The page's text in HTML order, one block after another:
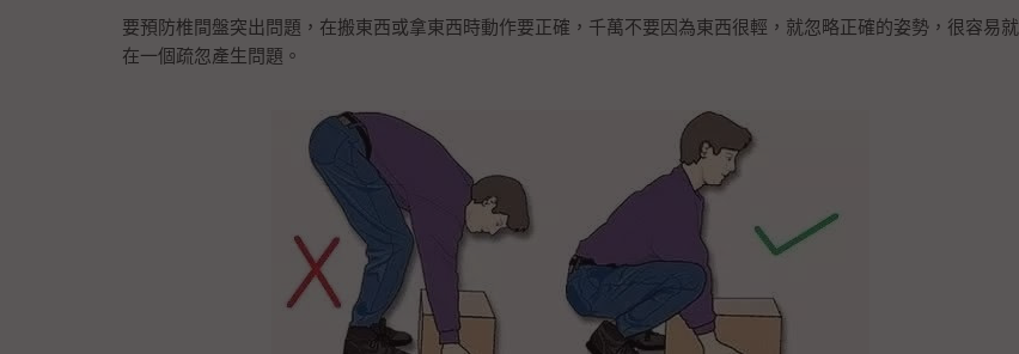
要預防椎間盤突出問題，在搬東西或拿東西時動作要正確，千萬不要因為東西很輕，就忽略正確的姿勢，很容易就
在一個疏忽產生問題。